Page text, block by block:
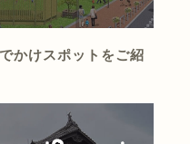
かけスポットをご紹